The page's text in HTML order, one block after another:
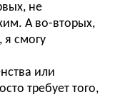
не
А во-вторых,
я смогу
или
требует того,